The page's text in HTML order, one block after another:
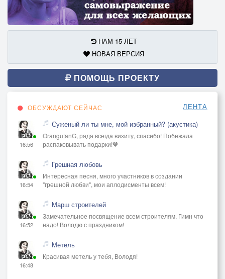
НАМ 15 ЛЕТ
НОВАЯ ВЕРСИЯ
ПОМОЩЬ ПРОЕКТУ
ОБСУЖДАЮТ СЕЙЧАС ЛЕНТА
16:56
Суженый ли ты мне, мой избранный? (акустика)
OrangutanG, рада всегда визиту, спасибо! Побежала
распаковывать подарки!🧡
16:54
Грешная любовь
Интересная песня, много участников в создании
"грешной любви", мои аплодисменты всем!
16:52
Марш строителей
Замечательное посвящение всем строителям, Гимн что
надо! Володю с праздником!
16:48
Метель
Красивая метель у тебя, Володя!